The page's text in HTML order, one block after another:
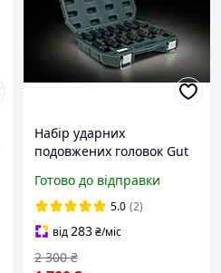
Набір ударних
подовжених головок Gut
78MM 13 ШТ. Німеччина
Готово до відправки
5.0 (2)
від283₴/міс
2 300 ₴